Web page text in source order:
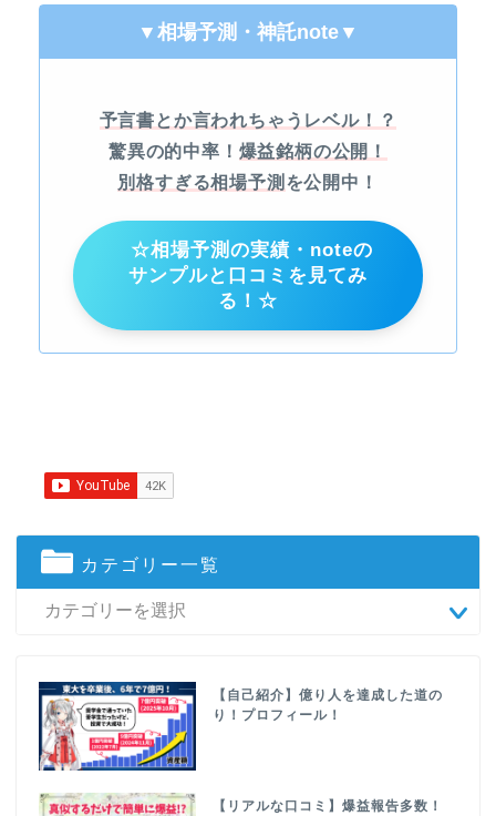
▼相場予測・神託note ▼
予言書とか言われちゃうレベル！？
驚異の的中率！ 爆益銘柄の公開！
別格すぎる相場予測 を公開中！
☆相場予測の実績・noteの
サンプルと口コミを見てみ
る！☆
カテゴリー一覧
【自己紹介】億り人を達成した道の
り！プロフィール！
【リアルな口コミ】爆益報告多数！